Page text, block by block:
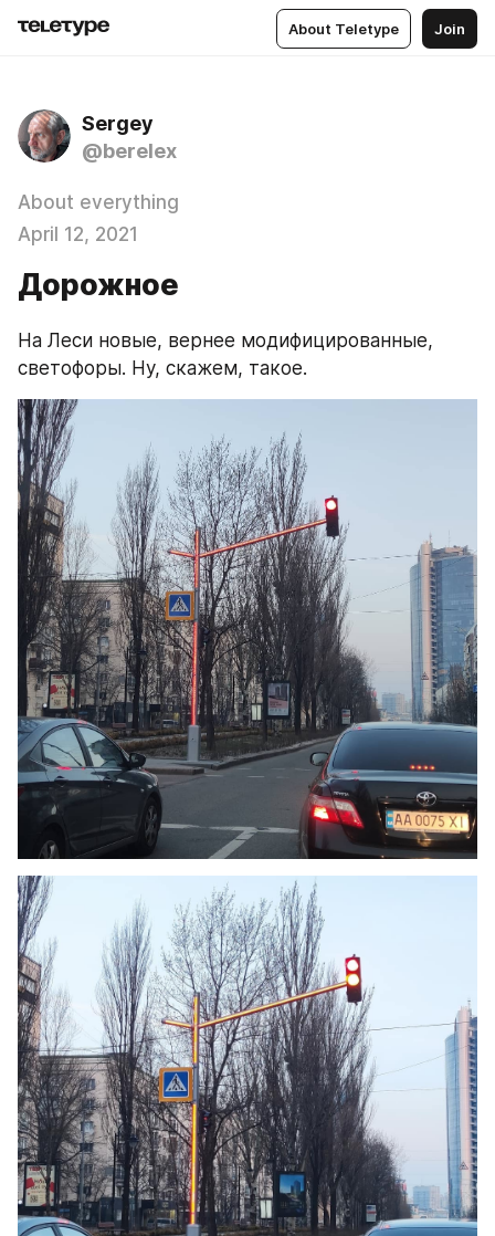
About Teletype Join
Sergey
@berelex
About everything
April 12, 2021
Дорожное
На Леси новые, вернее модифицированные,
светофоры. Ну, скажем, такое.